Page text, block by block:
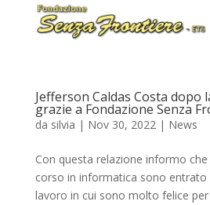
Jefferson Caldas Costa dopo
grazie a Fondazione Senza
da silvia | Nov 30, 2022| News
Con questa relazione informo
corso in informatica sono entrato
lavoro in cui sono molto felice per